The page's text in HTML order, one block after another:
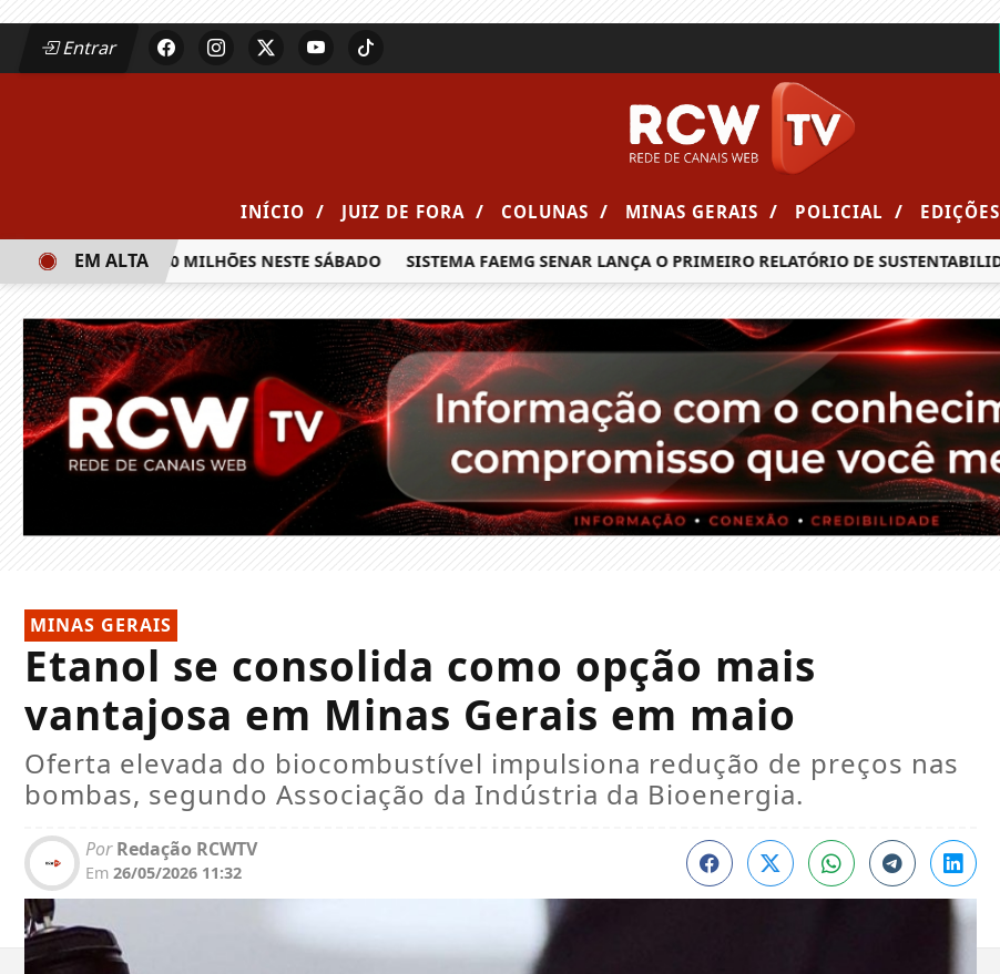
Entrar
INÍCIO / JUIZ DE FORA / COLUNAS / MINAS GERAIS / POLICIAL / EDIÇÕES
DE R$ 20 MILHÕES NESTE SÁBADO SISTEMA FAEMG SENAR LANÇA O PRIMEIRO RELATÓRIO DE SUSTENTABILIDADE
EM ALTA
MINAS GERAIS
Etanol se consolida como opção mais
vantajosa em Minas Gerais em maio
Oferta elevada do biocombustível impulsiona redução de preços nas
bombas, segundo Associação da Indústria da Bioenergia.
PorRedação RCWTV
Em 26/05/2026 11:32